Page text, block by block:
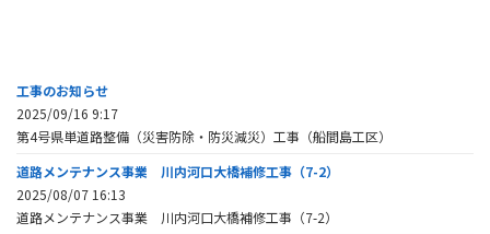
工事のお知らせ
2025/09/16 9:17
第4号県単道路整備（災害防除・防災減災）工事（船間島工区）
道路メンテナンス事業 川内河口大橋補修工事（7-2）
2025/08/07 16:13
道路メンテナンス事業 川内河口大橋補修工事（7-2）